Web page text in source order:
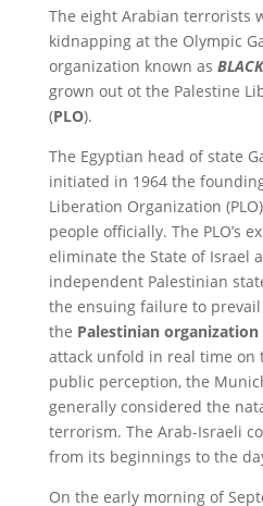
The eight Arabian terrorists
kidnapping at the Olympic
organization known as
grown out ot the Palestine
(PLO).
The Egyptian head of state
initiated in 1964 the
Liberation Organization
people officially. The PLO’s
eliminate the State of Israel
independent Palestinian
the ensuing failure to
the Palestinian organization
attack unfold in real time on
public perception, the
generally considered the
terrorism. The Arab-Israeli
from its beginnings to the
On the early morning of